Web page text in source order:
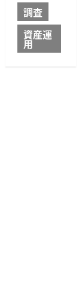
調査
資産運
用